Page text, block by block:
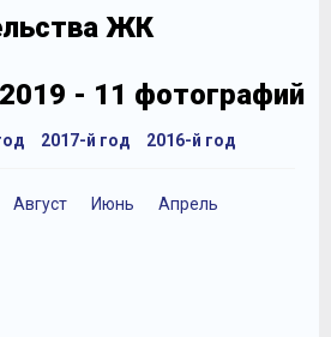
ЖК
- 11 фотографий
Август Июнь
Апрель
2017-й год 2016-й год